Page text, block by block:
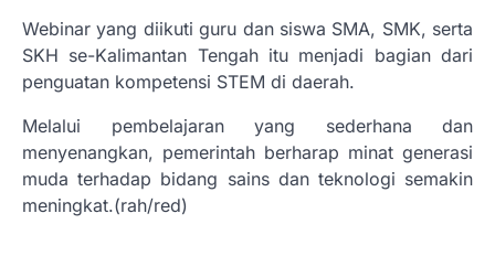
Webinar yang diikuti guru dan siswa SMA, SMK, serta
SKH se-Kalimantan Tengah itu menjadi bagian dari
penguatan kompetensi STEM di daerah.
Melalui pembelajaran yang sederhana dan
menyenangkan, pemerintah berharap minat generasi
muda terhadap bidang sains dan teknologi semakin
meningkat.(rah/red)